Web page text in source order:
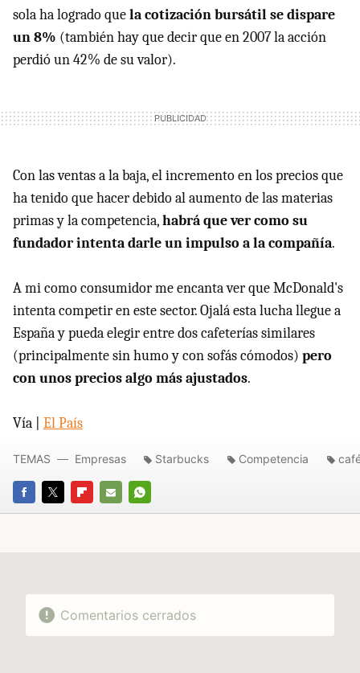
sola ha logrado quela cotización bursátil se dispare
un 8% (también hay que decir que en 2007 la acción
perdió un 42% de su valor).
Con las ventas a la baja, el incremento en los precios que
ha tenido que hacer debido al aumento de las materias
primas y la competencia,habrá que ver como su
fundador intenta darle un impulso a la compañía.
A mi como consumidor me encanta ver que McDonald's
intenta competir en este sector. Ojalá esta lucha llegue a
España y pueda elegir entre dos cafeterías similares
(principalmente sin humo y con sofás cómodos) pero
con unos precios algo más ajustados.
Vía | El País
FACEBOOK
TWITTERFLIPBOARD
E-
WHATSAPP
TEMAS Empresas Starbucks Competencia
Comentarios cerrados